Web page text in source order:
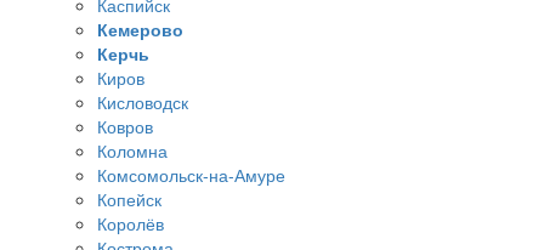
Кемерово
Керчь
Киров
Кисловодск
Ковров
Коломна
Комсомольск-на-Амуре
Копейск
Королёв